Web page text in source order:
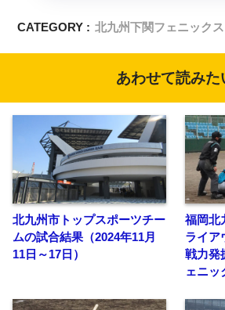
CATEGORY : 北九州下関フェニックス
あわせて読みた
北九州市トップスポーツチー
ムの試合結果（2024年11月
11日～17日）
福岡北
ライア
戦力発
ェニッ